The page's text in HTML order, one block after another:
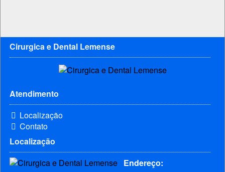
Cirurgica e Dental Lemense
Atendimento
Localização
Contato
Localização
Endereço: